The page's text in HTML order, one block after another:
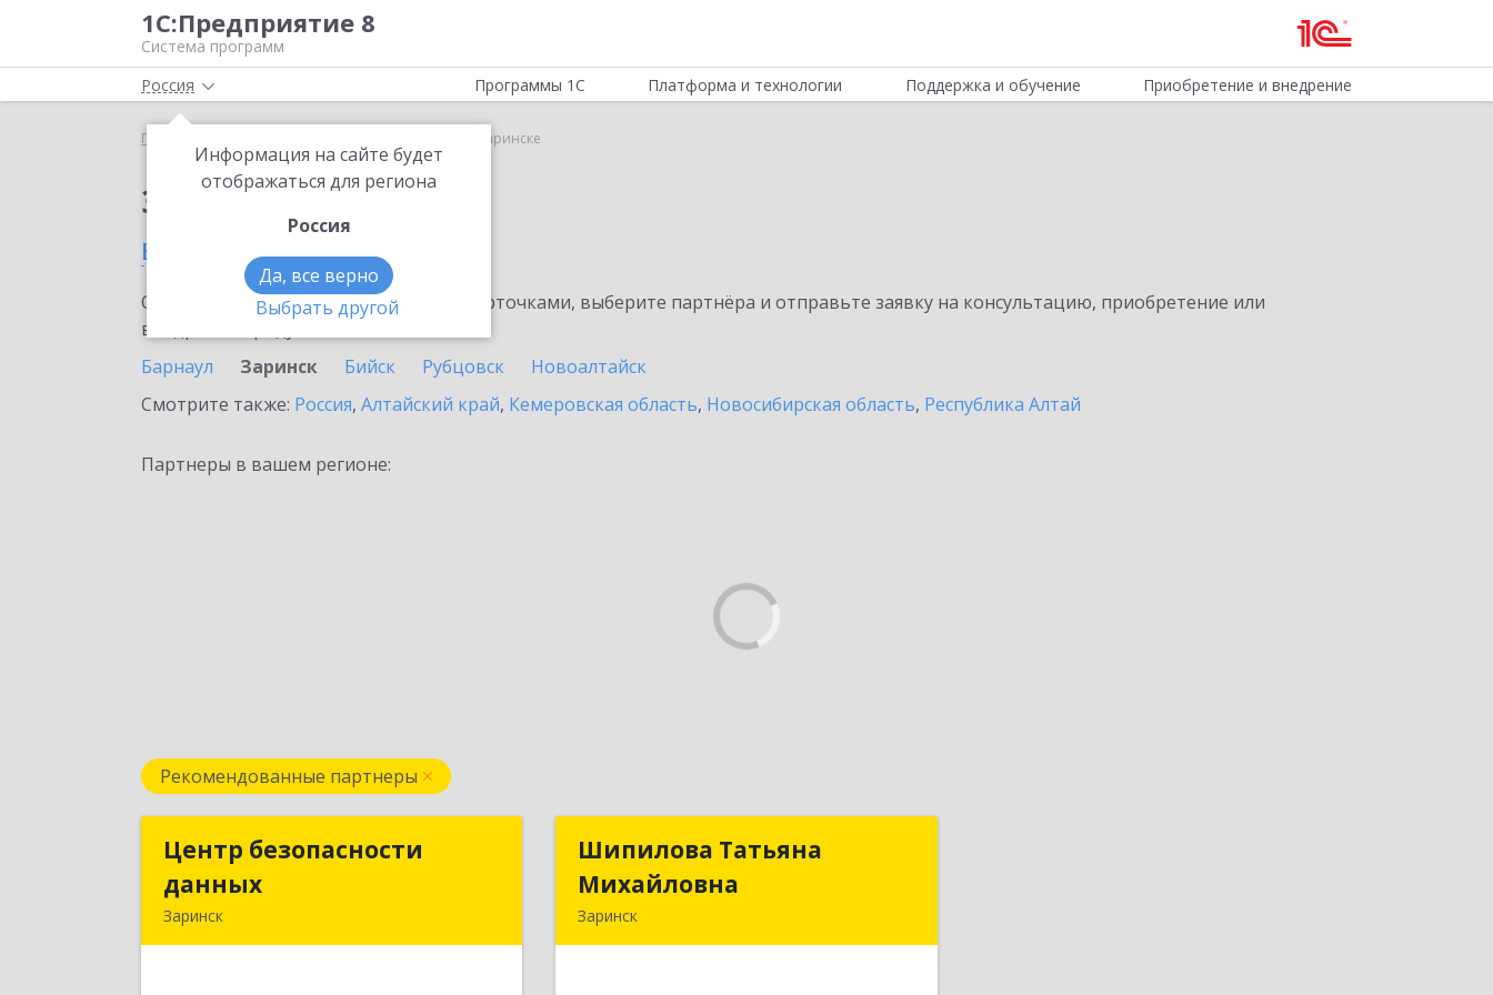
1С:Предприятие 8
Система программ
Россия
Информация на сайте будет
отображаться для региона
Россия
Да, все верно
Выбрать другой
Программы 1С Платформа и технологии Поддержка и обучение Приобретение и внедрение
Главная 1С:АУСН в Заринске
Заказать 1С:АУСН
в Заринске
Ознакомьтесь с информационными карточками, выберите партнёра и отправьте заявку на консультацию, приобретение или
внедрение продукта.
Барнаул
Заринск Бийск Рубцовск
Новоалтайск
Смотрите также: Россия, Алтайский край, Кемеровская область, Новосибирская область, Республика Алтай
Партнеры в вашем регионе:
Рекомендованные партнеры
Центр безопасности
данных
Заринск
Центр безопасности
Шипилова Татьяна
Михайловна
Заринск
Шипилова Татьяна